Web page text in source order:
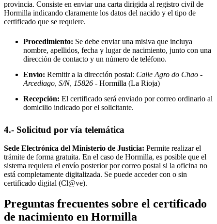
provincia. Consiste en enviar una carta dirigida al registro civil de
Hormilla indicando claramente los datos del nacido y el tipo de
certificado que se requiere.
Procedimiento: Se debe enviar una misiva que incluya
nombre, apellidos, fecha y lugar de nacimiento, junto con una
dirección de contacto y un número de teléfono.
Envío: Remitir a la dirección postal: Calle Agro do Chao -
Arcediago, S/N, 15826 - Hormilla (La Rioja)
Recepción: El certificado será enviado por correo ordinario al
domicilio indicado por el solicitante.
4.- Solicitud por vía telemática
Sede Electrónica del Ministerio de Justicia: Permite realizar el
trámite de forma gratuita. En el caso de Hormilla, es posible que el
sistema requiera el envío posterior por correo postal si la oficina no
está completamente digitalizada. Se puede acceder con o sin
certificado digital (Cl@ve).
Preguntas frecuentes sobre el certificado
de nacimiento en Hormilla